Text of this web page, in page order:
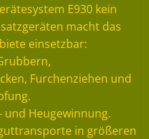
E930 kein
macht das
einsetzbar:
Furchenziehen und
und Heugewinnung.
in größeren